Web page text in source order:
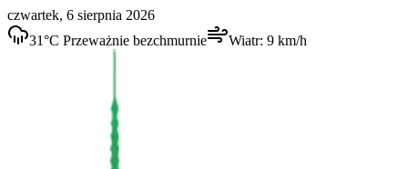
czwartek, 6 sierpnia 2026
31°C Przeważnie bezchmurnie Wiatr: 9 km/h